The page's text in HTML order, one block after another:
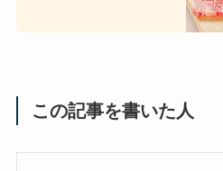
この記事を書いた人